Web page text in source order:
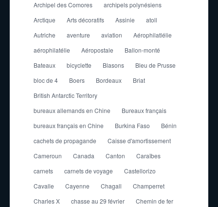
Archipel des Comores
archipels polynésiens
Arctique
Arts décoratifs Assinie
atoll
Autriche
aventure aviation
Aérophilatlélie
aérophilatélie
Aéropostale
Ballon-monté
Bateaux
bicyclette Blasons
Bleu de Prusse
bloc de 4
Boers Bordeaux
Briat
British Antarctic Territory
bureaux allemands en Chine
Bureaux français
bureaux français en Chine
Burkina Faso
Bénin
cachets de propagande
Caisse d'amortissement
Cameroun
Canada Canton
Caraïbes
carnets
carnets de voyage
Castellorizo
Cavalle
Cayenne Chagall
Champerret
Charles X
chasse au 29 février
Chemin de fer